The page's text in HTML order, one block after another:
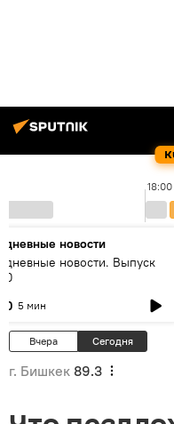
18:00
новости
новости. Выпуск
5 мин
Вчера Сегодня
г. Бишкек 89.3